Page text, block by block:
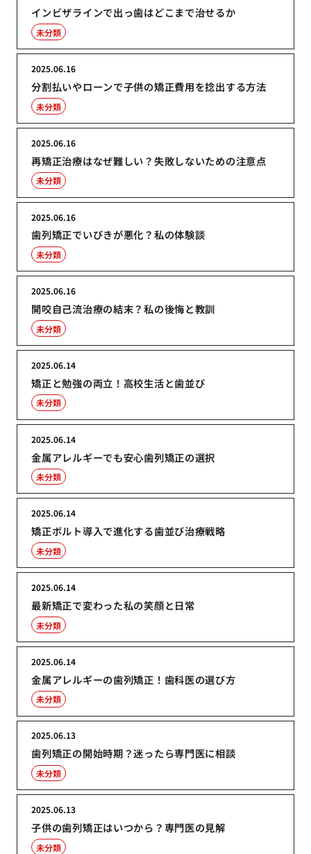
インビザラインで出っ歯はどこまで治せるか
未分類
分割払いやローンで子供の矯正費用を捻出する方法
2025.06.16
未分類
再矯正治療はなぜ難しい？失敗しないための注意点
2025.06.16
未分類
歯列矯正でいびきが悪化？私の体験談
2025.06.16
未分類
開咬自己流治療の結末？私の後悔と教訓
2025.06.16
未分類
矯正と勉強の両立！高校生活と歯並び
2025.06.14
未分類
金属アレルギーでも安心歯列矯正の選択
2025.06.14
未分類
矯正ボルト導入で進化する歯並び治療戦略
2025.06.14
未分類
最新矯正で変わった私の笑顔と日常
2025.06.14
未分類
金属アレルギーの歯列矯正！歯科医の選び方
2025.06.14
未分類
歯列矯正の開始時期？迷ったら専門医に相談
2025.06.13
未分類
子供の歯列矯正はいつから？専門医の見解
2025.06.13
未分類